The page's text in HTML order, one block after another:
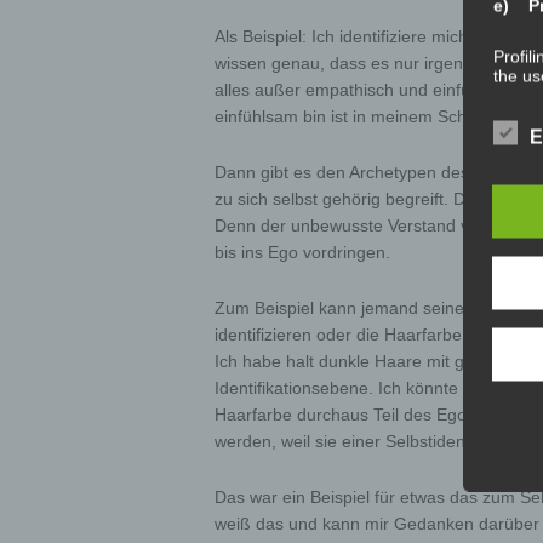
Als Beispiel: Ich identifiziere mich damit
wissen genau, dass es nur irgendwas,
alles außer empathisch und einfühlsam.
einfühlsam bin ist in meinem Schatten, es
Dann gibt es den Archetypen des Selbst.
zu sich selbst gehörig begreift. Das ist
Denn der unbewusste Verstand versteht
bis ins Ego vordringen.
Zum Beispiel kann jemand seine
identifizieren oder die Haarfarbe in den
Ich habe halt dunkle Haare mit grauen
Identifikationsebene. Ich könnte sie ja rot
Haarfarbe durchaus Teil des Ego sein.
werden, weil sie einer Selbstidentfikation
Das war ein Beispiel für etwas das zum
weiß das und kann mir Gedanken
e)
the
of
the
g)
the
and